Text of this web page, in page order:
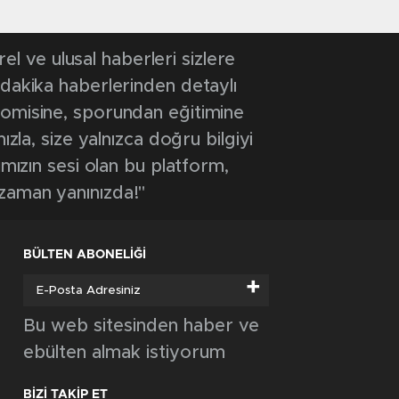
ve ulusal haberleri sizlere
haberlerinden detaylı
sporundan eğitimine
size yalnızca doğru bilgiyi
sesi olan bu platform,
yanınızda!"
BÜLTEN ABONELİĞİ
+
Bu web sitesinden haber ve
ebülten almak istiyorum
BİZİ TAKİP ET